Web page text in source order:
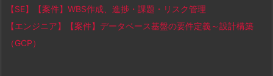
【SE】【案件】WBS作成、進捗・課題・リスク管理
【エンジニア】【案件】データベース基盤の要件定義～設計構築
（GCP）